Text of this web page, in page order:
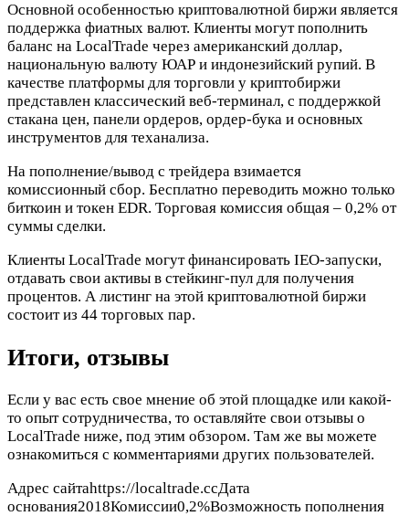
Основной особенностью криптовалютной биржи является
поддержка фиатных валют. Клиенты могут пополнить
баланс на LocalTrade через американский доллар,
национальную валюту ЮАР и индонезийский рупий. В
качестве платформы для торговли у криптобиржи
представлен классический веб-терминал, с поддержкой
стакана цен, панели ордеров, ордер-бука и основных
инструментов для теханализа.
На пополнение/вывод с трейдера взимается
комиссионный сбор. Бесплатно переводить можно только
биткоин и токен EDR. Торговая комиссия общая – 0,2% от
суммы сделки.
Клиенты LocalTrade могут финансировать IEO-запуски,
отдавать свои активы в стейкинг-пул для получения
процентов. А листинг на этой криптовалютной биржи
состоит из 44 торговых пар.
Итоги, отзывы
Если у вас есть свое мнение об этой площадке или какой-
то опыт сотрудничества, то оставляйте свои отзывы о
LocalTrade ниже, под этим обзором. Там же вы можете
ознакомиться с комментариями других пользователей.
Адрес сайтаhttps://localtrade.ccДата
основания2018Комиссии0,2%Возможность пополнения